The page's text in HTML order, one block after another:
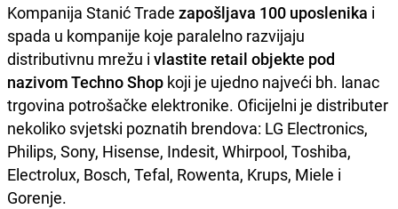
Kompanija Stanić Trade zapošljava 100 uposlenika i
spada u kompanije koje paralelno razvijaju
distributivnu mrežu i vlastite retail objekte pod
nazivom Techno Shop koji je ujedno najveći bh. lanac
trgovina potrošačke elektronike. Oficijelni je distributer
nekoliko svjetski poznatih brendova: LG Electronics,
Philips, Sony, Hisense, Indesit, Whirpool, Toshiba,
Electrolux, Bosch, Tefal, Rowenta, Krups, Miele i
Gorenje.